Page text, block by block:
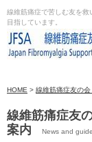
線維筋痛症で苦しむ友を救
目指しています。
HOME > 線維筋痛症友の
線維筋痛症友
案内
News and guide